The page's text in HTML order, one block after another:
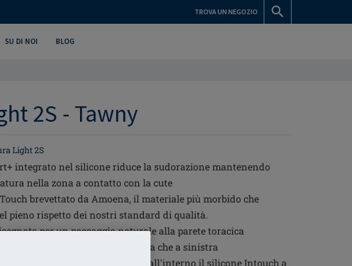
TROVA UN NEGOZIO
SU DI NOI BLOG
2S - Tawny
Light 2S
integrato nel silicone riduce la sudorazione mantenendo
nella zona a contatto con la cute
brevettato da Amoena, il materiale più morbido che
pieno rispetto dei nostri standard di qualità.
per un passaggio naturale alla parete toracica
- può essere indossata sia a destra che a sinistra
silicone ricopre la parte esterna, all'interno il silicone Intouch a